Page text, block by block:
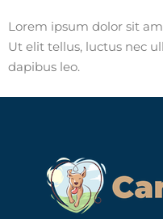
Lorem ipsum dolor sit
Ut elit tellus, luctus nec
dapibus leo.